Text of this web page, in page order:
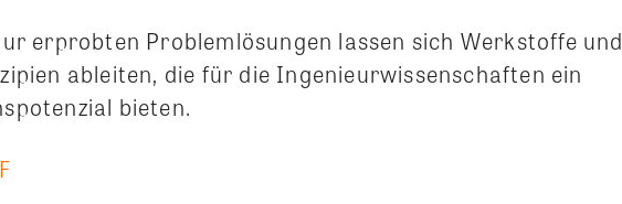
erprobten Problemlösungen lassen sich Werkstoffe und
ableiten, die für die Ingenieurwissenschaften ein
bieten.